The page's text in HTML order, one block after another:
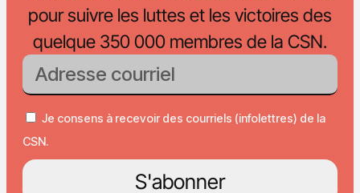
pour suivre les luttes et les victoires des
quelque 350 000 membres de la CSN.
Je consens à recevoir des courriels (infolettres) de la
CSN.
S'abonner